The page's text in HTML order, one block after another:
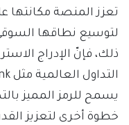
تعزز المنصة مكانتها
لتوسيع نطاقها
يسمح للرمز المميز
خطوة أخرى لتعزيز